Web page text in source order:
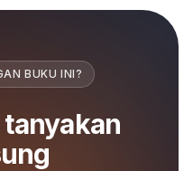
BUKU INI?
tanyakan